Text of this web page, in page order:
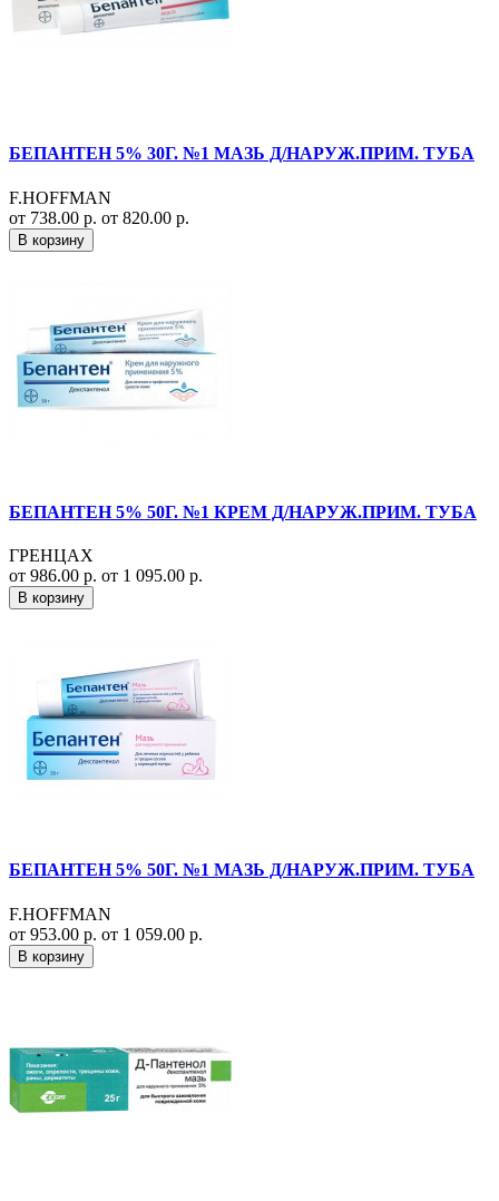
БЕПАНТЕН 5% 30Г. №1 МАЗЬ Д/НАРУЖ.ПРИМ. ТУБА
F.HOFFMAN
от 738.00 р. от 820.00 р.
В корзину
БЕПАНТЕН 5% 50Г. №1 КРЕМ Д/НАРУЖ.ПРИМ. ТУБА
ГРЕНЦАХ
от 986.00 р. от 1 095.00 р.
В корзину
БЕПАНТЕН 5% 50Г. №1 МАЗЬ Д/НАРУЖ.ПРИМ. ТУБА
F.HOFFMAN
от 953.00 р. от 1 059.00 р.
В корзину